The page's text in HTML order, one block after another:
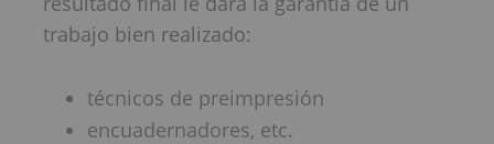
trabajo bien realizado:
técnicos de preimpresión
encuadernadores, etc.